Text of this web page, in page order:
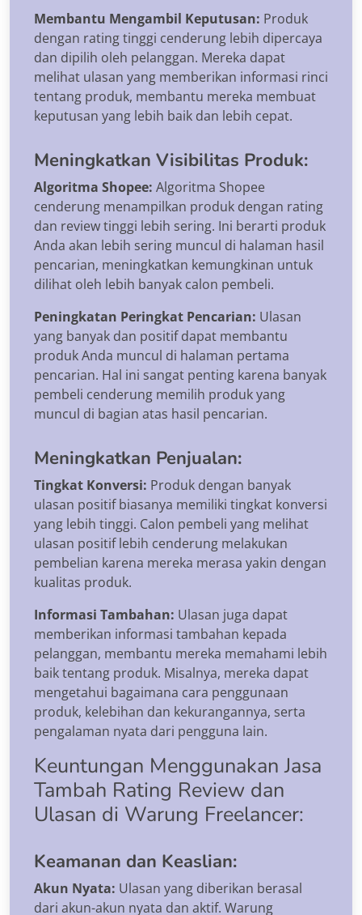
Membantu Mengambil Keputusan: Produk
dengan rating tinggi cenderung lebih dipercaya
dan dipilih oleh pelanggan. Mereka dapat
melihat ulasan yang memberikan informasi rinci
tentang produk, membantu mereka membuat
keputusan yang lebih baik dan lebih cepat.
Meningkatkan Visibilitas Produk:
Algoritma Shopee: Algoritma Shopee
cenderung menampilkan produk dengan rating
dan review tinggi lebih sering. Ini berarti produk
Anda akan lebih sering muncul di halaman hasil
pencarian, meningkatkan kemungkinan untuk
dilihat oleh lebih banyak calon pembeli.
Peningkatan Peringkat Pencarian: Ulasan
yang banyak dan positif dapat membantu
produk Anda muncul di halaman pertama
pencarian. Hal ini sangat penting karena banyak
pembeli cenderung memilih produk yang
muncul di bagian atas hasil pencarian.
Meningkatkan Penjualan:
Tingkat Konversi: Produk dengan banyak
ulasan positif biasanya memiliki tingkat konversi
yang lebih tinggi. Calon pembeli yang melihat
ulasan positif lebih cenderung melakukan
pembelian karena mereka merasa yakin dengan
kualitas produk.
Informasi Tambahan: Ulasan juga dapat
memberikan informasi tambahan kepada
pelanggan, membantu mereka memahami lebih
baik tentang produk. Misalnya, mereka dapat
mengetahui bagaimana cara penggunaan
produk, kelebihan dan kekurangannya, serta
pengalaman nyata dari pengguna lain.
Keuntungan Menggunakan Jasa
Tambah Rating Review dan
Ulasan di Warung Freelancer:
Keamanan dan Keaslian:
Akun Nyata: Ulasan yang diberikan berasal
dari akun-akun nyata dan aktif. Warung